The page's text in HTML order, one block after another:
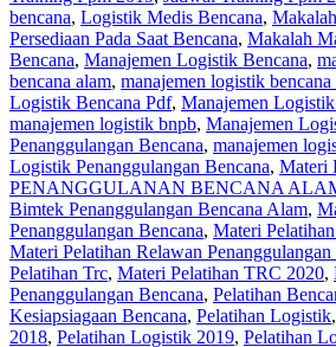
bencana, Logistik Medis Bencana,
Persediaan Pada Saat Bencana, Makalah
Bencana, Manajemen Logistik Bencana,
bencana alam, manajemen logistik
Logistik Bencana Pdf, Manajemen
manajemen logistik bnpb, Manajemen
Penanggulangan Bencana, manajemen
Logistik Penanggulangan Bencana, Materi
PENANGGULANAN BENCANA
Bimtek Penanggulangan Bencana Alam,
Penanggulangan Bencana, Materi
Materi Pelatihan Relawan Penanggulangan
Pelatihan Trc, Materi Pelatihan TRC 2020,
Penanggulangan Bencana, Pelatihan
Kesiapsiagaan Bencana, Pelatihan Logistik,
2018, Pelatihan Logistik 2019, Pelatihan